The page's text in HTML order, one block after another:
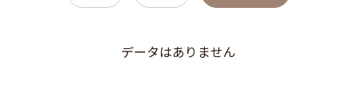
データはありません